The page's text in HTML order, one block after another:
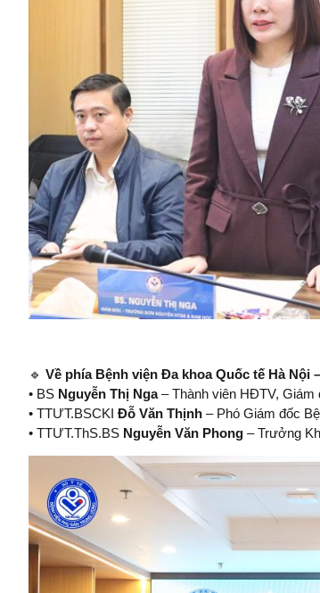
🔹 Về phía Bệnh viện Đa khoa Quốc tế Hà Nội
• BS Nguyễn Thị Nga– Thành viên HĐTV, Giám
• TTƯT.BSCKI Đỗ Văn Thịnh – Phó Giám đốc
• TTƯT.ThS.BS Nguyễn Văn Phong – Trưởng